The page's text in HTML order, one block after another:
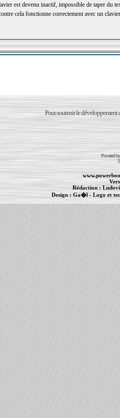
est devenu inactif, impossible de taper du
cela fonctionne correctement avec un
Pour soutenir le développement
Powered
Rédaction :
Design :Ga�l- Logo et